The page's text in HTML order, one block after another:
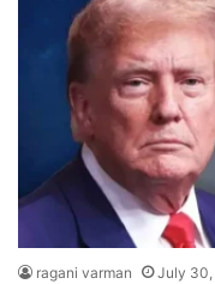
ragani varman July